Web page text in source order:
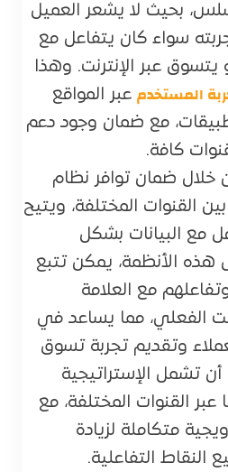
بحيث لا يشعر العميل
سواء كان يتفاعل مع
عبر الإنترنت. وهذا
المستخدمعبر المواقع
مع ضمان وجود دعم
كافة.
خلال ضمان توافر نظام
القنوات المختلفة، ويتيح
مع البيانات بشكل
الأنظمة، يمكن تتبع
مع العلامة
الفعلي، مما يساعد في
وتقديم تجربة تسوق
تشمل الإستراتيجية
القنوات المختلفة، مع
متكاملة لزيادة
التفاعلية.